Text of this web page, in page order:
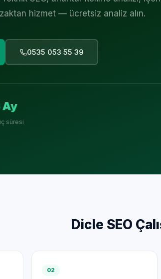
hizmet — ücretsiz analiz alın.
0535 053 55 39
Ay
süresi
Dicle SEO
02